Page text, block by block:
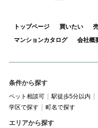
トップページ 買いたい
マンションカタログ
会社概
条件から探す
ペット相談可 駅徒歩5分以内
学区で探す
町名で探す
エリアから探す